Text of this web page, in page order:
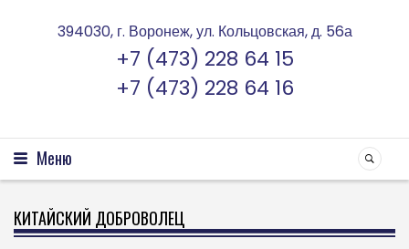
394030, г. Воронеж, ул. Кольцовская, д. 56а
+7 (473) 228 64 15
+7 (473) 228 64 16
Меню
КИТАЙСКИЙ ДОБРОВОЛЕЦ